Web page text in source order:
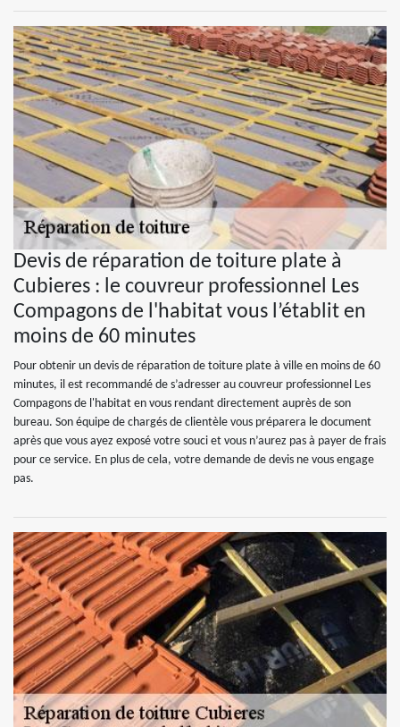
Devis de réparation de toiture plate à
Cubieres : le couvreur professionnel Les
Compagons de l'habitat vous l’établit en
moins de 60 minutes
Pour obtenir un devis de réparation de toiture plate à ville en moins de 60
minutes, il est recommandé de s’adresser au couvreur professionnel Les
Compagons de l'habitat en vous rendant directement auprès de son
bureau. Son équipe de chargés de clientèle vous préparera le document
après que vous ayez exposé votre souci et vous n’aurez pas à payer de frais
pour ce service. En plus de cela, votre demande de devis ne vous engage
pas.